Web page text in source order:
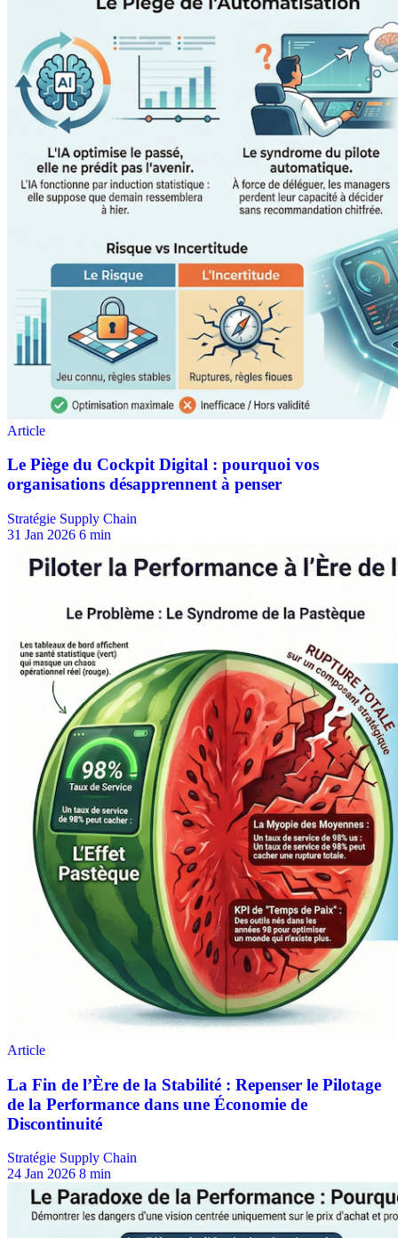
Stratégie Supply Chain
31 Jan 2026 6 min
Stratégie Supply Chain
24 Jan 2026 8 min